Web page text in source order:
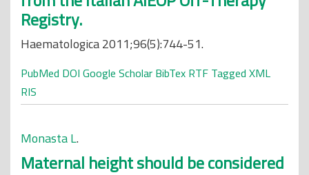
Registry.
Haematologica 2011;96(5):744-51.
PubMed DOI Google Scholar BibTex RTF Tagged XML
RIS
Monasta L.
Maternal height should be considered